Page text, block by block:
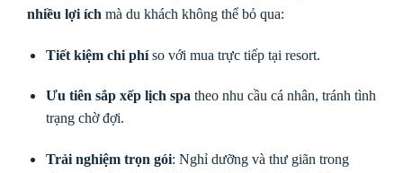
nhiều lợi ích mà du khách không thể bỏ qua:
Tiết kiệm chi phíso với mua trực tiếp tại resort.
Ưu tiên sắp xếp lịch spatheo nhu cầu cá nhân, tránh tình
trạng chờ đợi.
Trải nghiệm trọn gói: Nghỉ dưỡng và thư giãn trong